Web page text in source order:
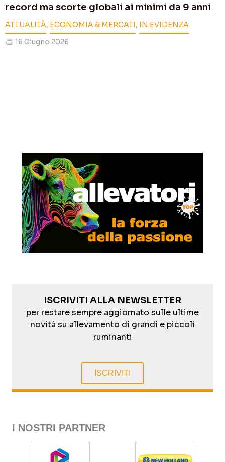
record ma scorte globali ai minimi da 9 anni
ATTUALITÀ, ECONOMIA & MERCATI, IN EVIDENZA
16 Giugno 2026
ISCRIVITI ALLA NEWSLETTER
per restare sempre aggiornato sulle ultime
novità su allevamento di grandi e piccoli
ruminanti
ISCRIVITI
I NOSTRI PARTNER